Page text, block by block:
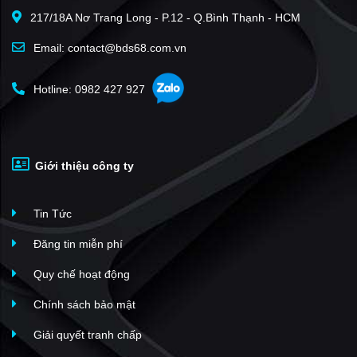
Grand Bay Halong Villas
(16)
Sun Plaza Grand World
The Sapphire Residence
Horizon Bay
Lotus Residences (Vạn Liên)
Sonasea Vân Đồn Harbor City
Sun Porto Town
Beverly Hills Hạ Long
Khu đô thị Phương Đông
Imperia Holiday Hạ Long
217/18A Nơ Trang Long - P.12 - Q.Bình Thạnh - HCM
Email: contact@bds68.com.vn
Hotline: 0982 427 927
Giới thiệu công ty
Tin Tức
Đăng tin miễn phí
Quy chế hoạt động
Chính sách bảo mật
Giải quyết tranh chấp